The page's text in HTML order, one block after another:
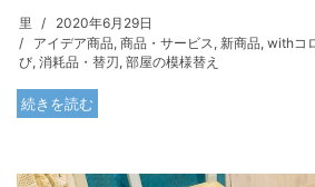
里
2020年6月29日
アイデア商品, 商品・サービス, 新商品, withコ
び, 消耗品・替刃, 部屋の模様替え
続きを読む